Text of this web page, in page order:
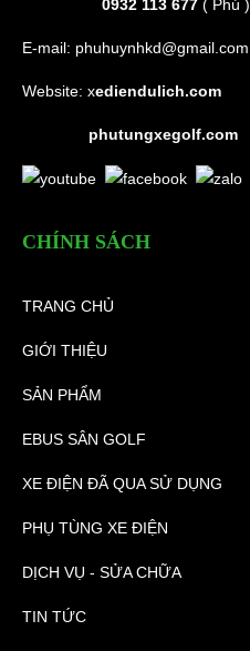
0932 113 677 ( Phú )
E-mail: phuhuynhkd@gmail.com
Website: xediendulich.com
phutungxegolf.com
CHÍNH SÁCH
TRANG CHỦ
GIỚI THIỆU
SẢN PHẨM
EBUS SÂN GOLF
XE ĐIỆN ĐÃ QUA SỬ DỤNG
PHỤ TÙNG XE ĐIỆN
DỊCH VỤ - SỬA CHỮA
TIN TỨC